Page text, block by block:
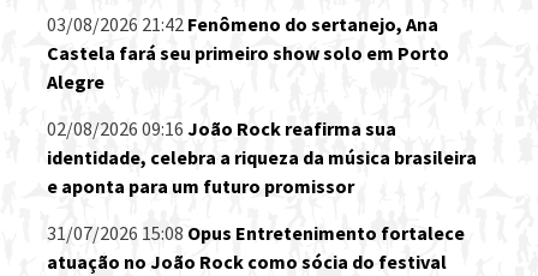
03/08/2026 21:42 Fenômeno do sertanejo, Ana
Castela fará seu primeiro show solo em Porto
Alegre
02/08/2026 09:16 João Rock reafirma sua
identidade, celebra a riqueza da música brasileira
e aponta para um futuro promissor
31/07/2026 15:08 Opus Entretenimento fortalece
atuação no João Rock como sócia do festival